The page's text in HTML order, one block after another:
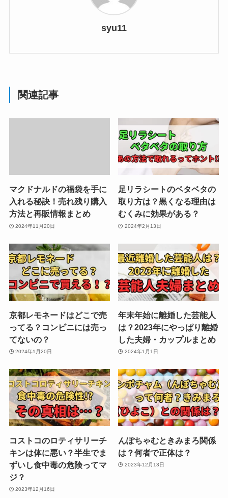
syu11
関連記事
マクドナルドの福袋を手に
入れる秘訣！売れ残り購入
方法と再販情報まとめ
2024年11月20日
足リラシートのベタベタの
取り方は？黒くなる理由は
むくみに効果がある？
2024年2月13日
京都レモネードはどこで売
ってる？コンビニには売っ
てないの？
2024年1月20日
年末年始に離婚した芸能人
は？2023年にやっぱり離婚
した夫婦・カップルまとめ
2024年1月1日
コストコのロティサリーチ
キンは体に悪い？半生でま
ずいし食中毒の危険ってマ
ジ？
2023年12月16日
んぽちゃむときみまろ関係
は？何者で正体は？
2023年12月13日